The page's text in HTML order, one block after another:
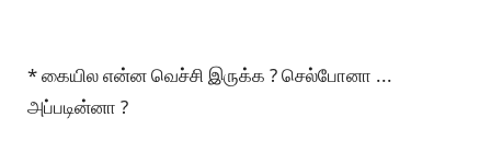
* கையில என்ன வெச்சி இருக்க ? செல்போனா ...
அப்படின்னா ?